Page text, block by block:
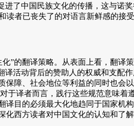
中国民族文化的传播，这与诺奖
读者已丧失了的对语言新鲜感的接
的翻译策略。从表面上看，翻译
活动背后的赞助人的权威和支配
障、社会地位等利益的同时也会
译者而言，践行这些规范意味着
目的必须最大化地趋同于国家机
西方读者对中国文化的认知和了